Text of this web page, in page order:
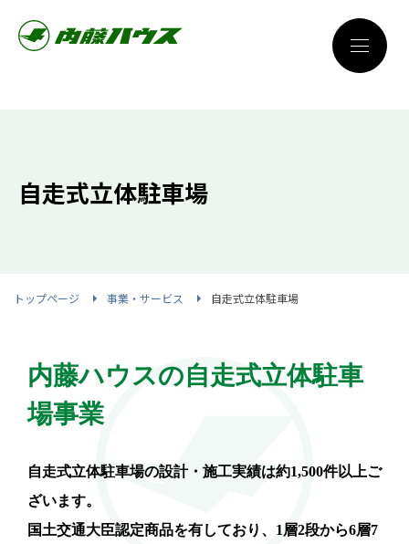
自走式立体駐車場
トップページ 事業・サービス 自走式立体駐車場
内藤ハウスの自走式立体駐車
場事業
自走式立体駐車場の設計・施工実績は約1,500件以上ご
ざいます。
国土交通大臣認定商品を有しており、1層2段から6層7